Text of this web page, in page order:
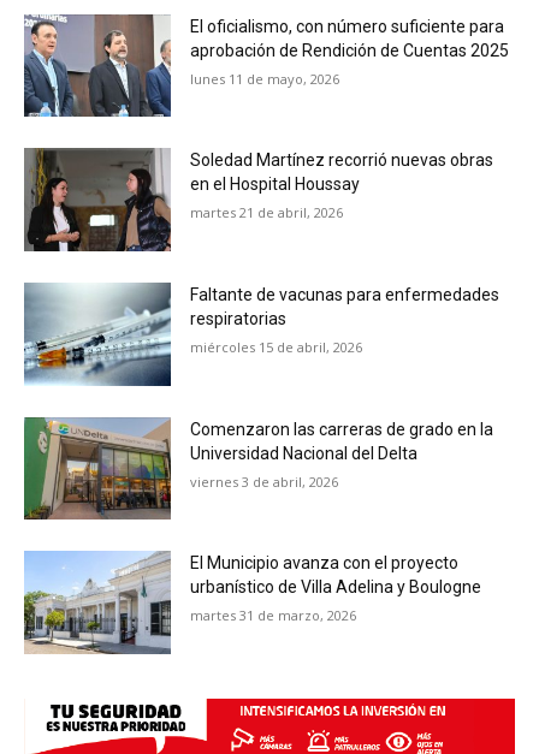
El oficialismo, con número suficiente para
aprobación de Rendición de Cuentas 2025
lunes 11 de mayo, 2026
Soledad Martínez recorrió nuevas obras
en el Hospital Houssay
martes 21 de abril, 2026
Faltante de vacunas para enfermedades
respiratorias
miércoles 15 de abril, 2026
Comenzaron las carreras de grado en la
Universidad Nacional del Delta
viernes 3 de abril, 2026
El Municipio avanza con el proyecto
urbanístico de Villa Adelina y Boulogne
martes 31 de marzo, 2026